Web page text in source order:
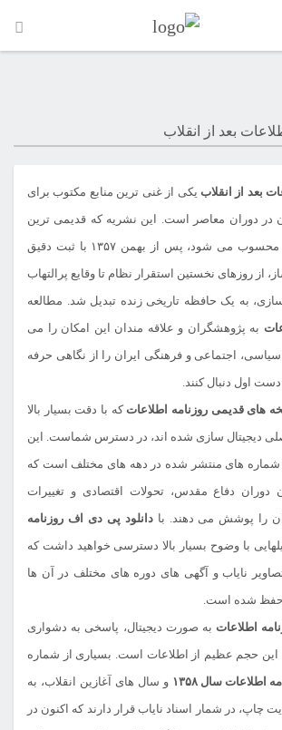
بعد از انقلاب
بعد از انقلاب یکی از غنی ترین منابع مکتوب برای
در دوران معاصر است. این نشریه که قدیمی ترین
روزنامه فعال کشور محسوب می شود، پس از بهمن ۱۳۵۷ با ثبت دقیق
روزهای نخستین استقرار نظام تا وقایع پرالتهاب
به پژوهشگران و علاقه مندان این امکان را می
اجتماعی و فرهنگی ایران را از نگاهی حرفه
دست اول دنبال کنند.
های قدیمی روزنامه اطلاعات که با دقت بسیار بالا
دیجیتال سازی شده اند، در دسترس شماست. این
شماره های منتشر شده در دهه های مختلف است که
دوران دفاع مقدس، تحولات اقتصادی و تغییرات
را پوشش می دهند. بادانلود پی دی اف روزنامه
با وضوح بسیار بالا دسترسی خواهید داشت که
نایاب و آگهی های دوره های مختلف در آن ها
حفظ شده است.
اطلاعات به صورت دیجیتال، پاسخی به دشواری
حجم عظیم از اطلاعات است. بسیاری از شماره
اطلاعات سال ۱۳۵۸
و سال های آغازین انقلاب، به
چاپ، در شمار اسناد نایاب قرار دارند که اکنون در